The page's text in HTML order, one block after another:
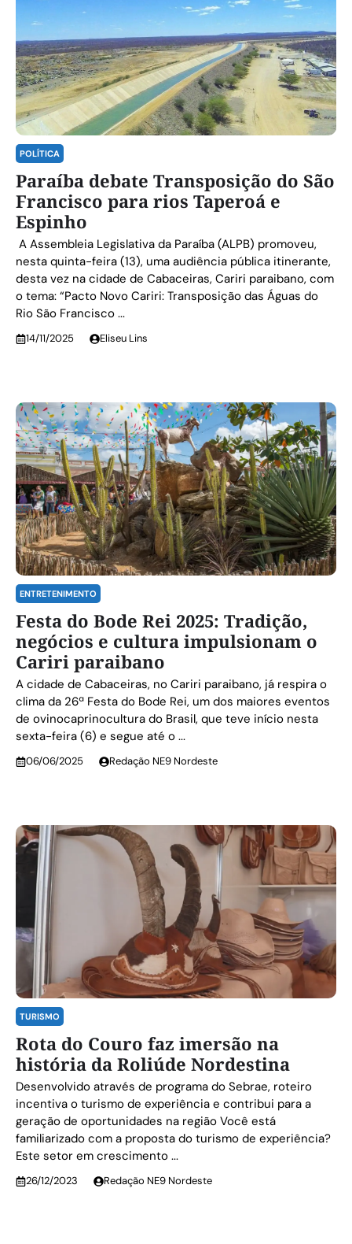
POLÍTICA
Paraíba debate Transposição do São
Francisco para rios Taperoá e
Espinho
A Assembleia Legislativa da Paraíba (ALPB) promoveu,
nesta quinta-feira (13), uma audiência pública itinerante,
desta vez na cidade de Cabaceiras, Cariri paraibano, com
o tema: “Pacto Novo Cariri: Transposição das Águas do
Rio São Francisco ...
14/11/2025 Eliseu Lins
ENTRETENIMENTO
Festa do Bode Rei 2025: Tradição,
negócios e cultura impulsionam o
Cariri paraibano
A cidade de Cabaceiras, no Cariri paraibano, já respira o
clima da 26ª Festa do Bode Rei, um dos maiores eventos
de ovinocaprinocultura do Brasil, que teve início nesta
sexta-feira (6) e segue até o ...
06/06/2025 Redação NE9 Nordeste
TURISMO
Rota do Couro faz imersão na
história da Roliúde Nordestina
Desenvolvido através de programa do Sebrae, roteiro
incentiva o turismo de experiência e contribui para a
geração de oportunidades na região Você está
familiarizado com a proposta do turismo de experiência?
Este setor em crescimento ...
26/12/2023 Redação NE9 Nordeste